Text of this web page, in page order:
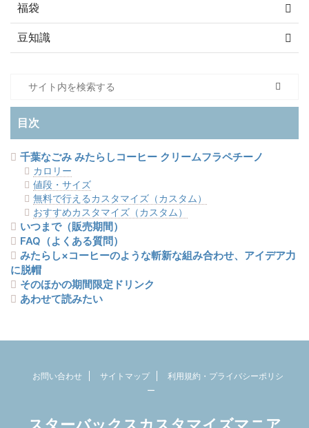
福袋
豆知識
目次
千葉なごみ みたらしコーヒー クリームフラペチーノ
カロリー
値段・サイズ
無料で行えるカスタマイズ（カスタム）
おすすめカスタマイズ（カスタム）
いつまで（販売期間）
FAQ（よくある質問）
みたらし×コーヒーのような斬新な組み合わせ、アイデア力
に脱帽
そのほかの期間限定ドリンク
あわせて読みたい
お問い合わせ サイトマップ
利用規約・プライバシーポリシ
ー